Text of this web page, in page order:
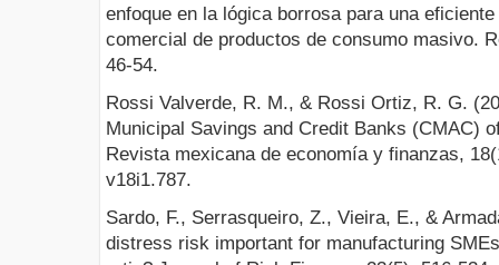
enfoque en la lógica borrosa para una
comercial de productos de consumo masivo.
46-54.
Rossi Valverde, R. M., & Rossi Ortiz, R. G.
Municipal Savings and Credit Banks (CMAC)
Revista mexicana de economía y finanzas,
v18i1.787.
Sardo, F., Serrasqueiro, Z., Vieira, E., &
distress risk important for manufacturing